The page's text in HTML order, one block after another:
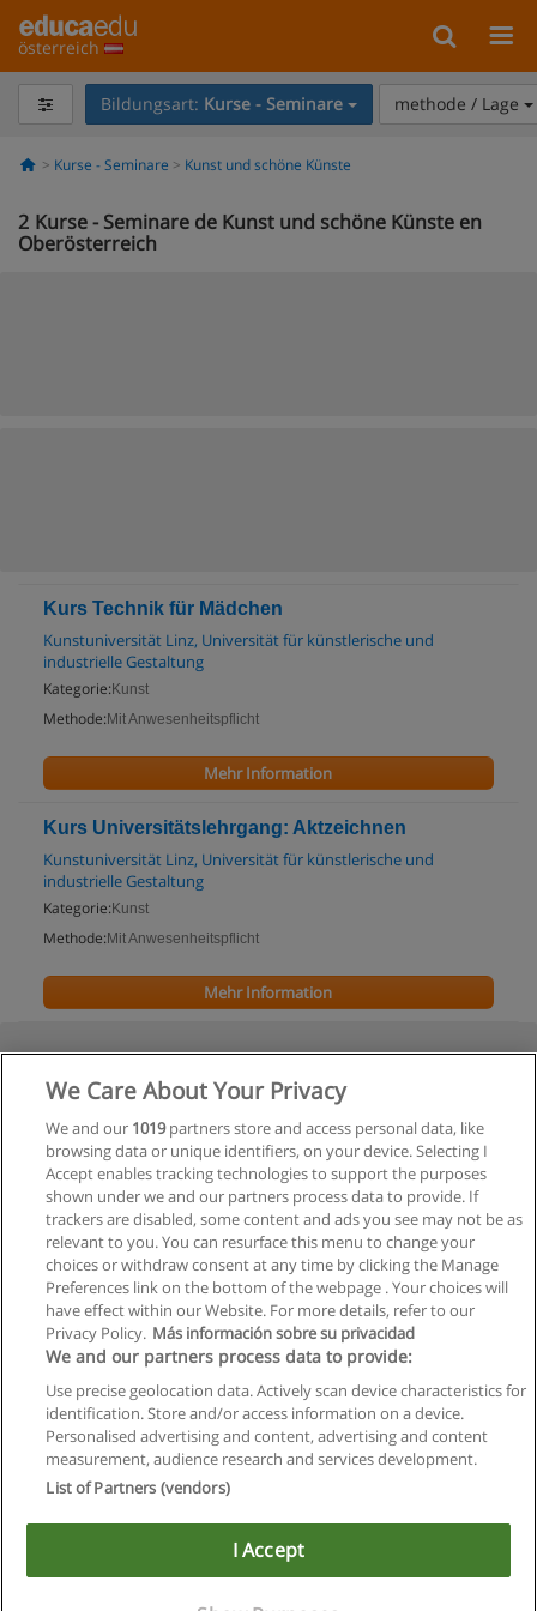
österreich
Bildungsart: Kurse - Seminare methode / Lage
Kurse - Seminare Kunst und schöne Künste
2 Kurse - Seminare de Kunst und schöne Künste en
Oberösterreich
Kurs Technik für Mädchen
Kunstuniversität Linz, Universität für künstlerische und
industrielle Gestaltung
Kategorie: Kunst
Methode: Mit Anwesenheitspflicht
Mehr Information
Kurs Universitätslehrgang: Aktzeichnen
Kunstuniversität Linz, Universität für künstlerische und
industrielle Gestaltung
Kategorie: Kunst
Methode: Mit Anwesenheitspflicht
Mehr Information
Allgemeinen geschäftsbedingungen
Datenschutzpolitik
Copyright © Educaedu Business S.L. - CIF : B-95610580: -
www.educaedu.at
We Care About Your Privacy
We and our 1019partners store and access personal data, like
browsing data or unique identifiers, on your device. Selecting I
Accept enables tracking technologies to support the purposes
shown under we and our partners process data to provide. If
trackers are disabled, some content and ads you see may not be as
relevant to you. You can resurface this menu to change your
choices or withdraw consent at any time by clicking the Manage
Preferences link on the bottom of the webpage . Your choices will
have effect within our Website. For more details, refer to our
Privacy Policy. Más información sobre su privacidad
We and our partners process data to provide:
Use precise geolocation data. Actively scan device characteristics for
identification. Store and/or access information on a device.
Personalised advertising and content, advertising and content
measurement, audience research and services development.
List of Partners (vendors)
I Accept